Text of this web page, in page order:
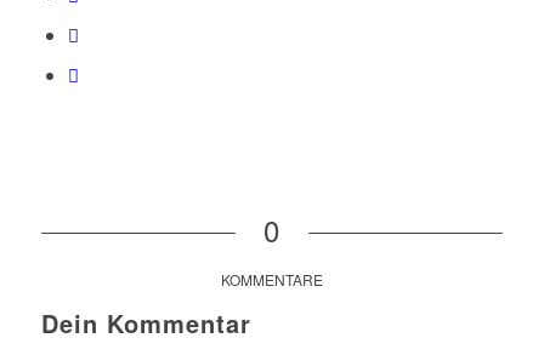
0
KOMMENTARE
Dein Kommentar